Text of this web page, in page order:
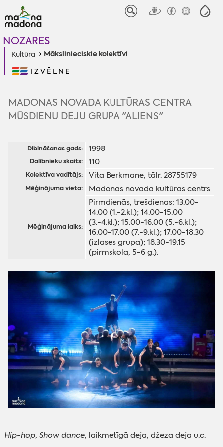
NOZARES
Kultūra Mākslinieciskie kolektīvi
IZVĒLNE
MADONAS NOVADA KULTŪRAS CENTRA
MŪSDIENU DEJU GRUPA "ALIENS"
Dibināšanas gads: 1998
Dalībnieku skaits: 110
Kolektīva vadītājs: Vita Berkmane, tālr. 28755179
Mēģinājuma vieta: Madonas novada kultūras centrs
Mēģinājuma laiks:
Pirmdienās, trešdienas: 13.00-
14.00 (1.-2.kl.); 14.00-15.00
(3.-4.kl.); 15.00-16.00 (5.-6.kl.);
16.00-17.00 (7.-9.kl.); 17.00-18.30
(izlases grupa); 18.30-19.15
(pirmskola, 5-6 g.).
Hip-hop, Show dance, laikmetīgā deja, džeza deja u.c.